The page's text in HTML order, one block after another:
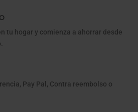
tu hogar y comienza a ahorrar desde
Pay Pal, Contra reembolso o